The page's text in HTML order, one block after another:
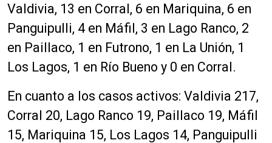
Valdivia, 13 en Corral, 6 en Mariquina, 6 en
Panguipulli, 4 en Máfil, 3 en Lago Ranco, 2
en Paillaco, 1 en Futrono, 1 en La Unión, 1
Los Lagos, 1 en Río Bueno y 0 en Corral.
En cuanto a los casos activos: Valdivia 217,
Corral 20, Lago Ranco 19, Paillaco 19, Máfil
15, Mariquina 15, Los Lagos 14, Panguipulli